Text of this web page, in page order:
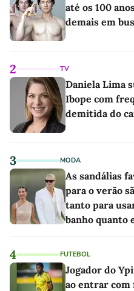
até os 100
demais em
2 TV
Daniela Lima
Ibope com
demitida do
3 MODA
As sandálias
para o verão
tanto para
banho quanto
4 FUTEBOL
Jogador do
ao entrar com